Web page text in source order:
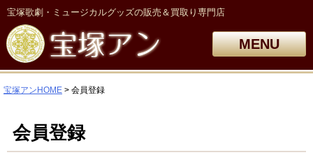
宝塚歌劇・ミュージカルグッズの販売＆買取り専門店
MENU
宝塚アンHOME 会員登録
会員登録